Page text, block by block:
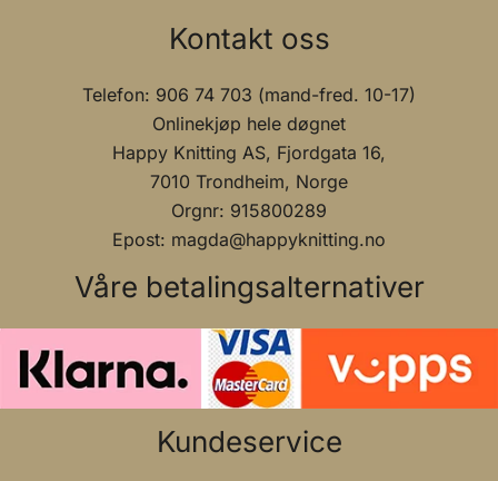
Kontakt oss
Telefon: 906 74 703 (mand-fred. 10-17)
Onlinekjøp hele døgnet
Happy Knitting AS, Fjordgata 16,
7010 Trondheim, Norge
Orgnr: 915800289
Epost: magda@happyknitting.no
Våre betalingsalternativer
Kundeservice